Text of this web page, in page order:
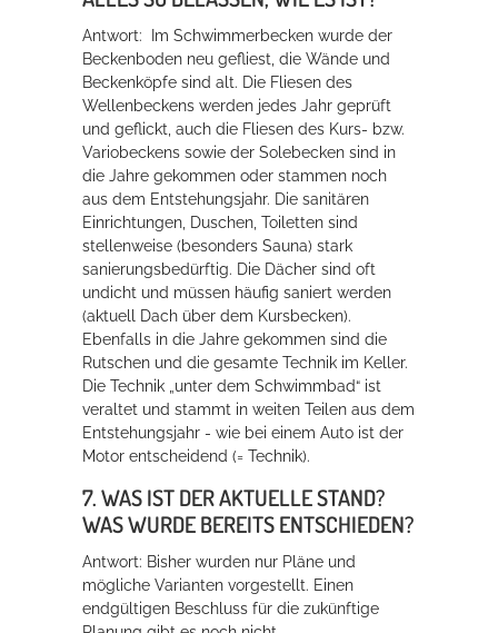
Antwort: Im Schwimmerbecken wurde der
Beckenboden neu gefliest, die Wände und
Beckenköpfe sind alt. Die Fliesen des
Wellenbeckens werden jedes Jahr geprüft
und geflickt, auch die Fliesen des Kurs- bzw.
Variobeckens sowie der Solebecken sind in
die Jahre gekommen oder stammen noch
aus dem Entstehungsjahr. Die sanitären
Einrichtungen, Duschen, Toiletten sind
stellenweise (besonders Sauna) stark
sanierungsbedürftig. Die Dächer sind oft
undicht und müssen häufig saniert werden
(aktuell Dach über dem Kursbecken).
Ebenfalls in die Jahre gekommen sind die
Rutschen und die gesamte Technik im Keller.
Die Technik „unter dem Schwimmbad“ ist
veraltet und stammt in weiten Teilen aus dem
Entstehungsjahr - wie bei einem Auto ist der
Motor entscheidend (= Technik).
7. WAS IST DER AKTUELLE STAND?
WAS WURDE BEREITS ENTSCHIEDEN?
Antwort: Bisher wurden nur Pläne und
mögliche Varianten vorgestellt. Einen
endgültigen Beschluss für die zukünftige